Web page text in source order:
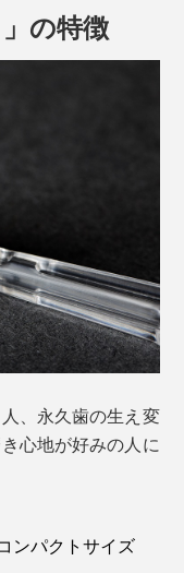
の特徴
、永久歯の生え変
心地が好みの人に
ンパクトサイズ